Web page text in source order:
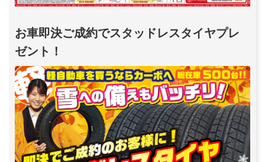
お車即決ご成約でスタッドレスタイヤプレ
ゼント！